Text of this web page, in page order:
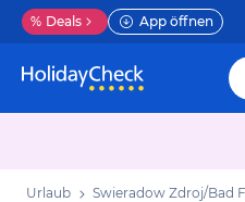
% Deals App öffnen
Urlaub Swieradow Zdroj/Bad